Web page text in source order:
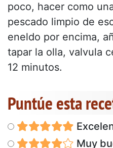
poco, hacer como
pescado limpio de
eneldo por encima,
tapar la olla, valvula
12 minutos.
Puntúe esta
Muy